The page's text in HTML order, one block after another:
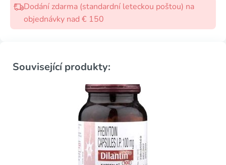
Dodání zdarma (standardní leteckou poštou) na
objednávky nad € 150
Související produkty: